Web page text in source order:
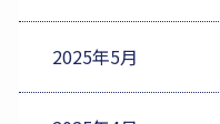
2025年5月